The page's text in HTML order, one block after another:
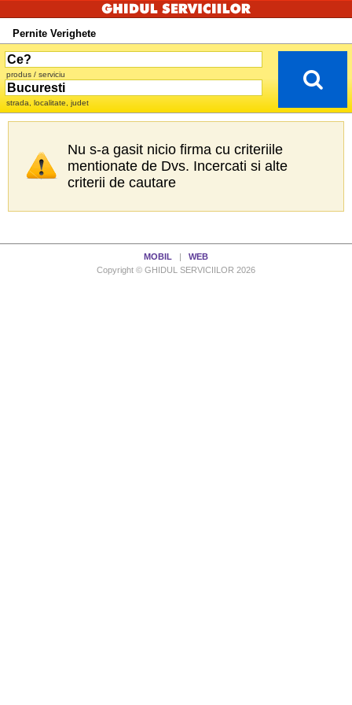
Pernite Verighete
produs / serviciu
strada, localitate, judet
Nu s-a gasit nicio firma cu criteriile
mentionate de Dvs. Incercati si alte
criterii de cautare
MOBIL
WEB
Copyright © GHIDUL SERVICIILOR 2026